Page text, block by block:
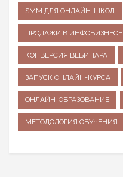
SMM ДЛЯ ОНЛАЙН-ШКОЛ
ПРОДАЖИ В ИНФОБИЗНЕСЕ
КОНВЕРСИЯ ВЕБИНАРА
ЗАПУСК ОНЛАЙН-КУРСА
ОНЛАЙН-ОБРАЗОВАНИЕ
МЕТОДОЛОГИЯ ОБУЧЕНИЯ